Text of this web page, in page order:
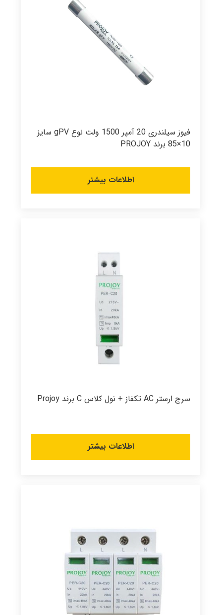
فیوز سیلندری 20 آمپر 1500 ولت نوع gPV سایز
10×85 برند PROJOY
اطلاعات بیشتر
سرج ارستر AC تکفاز + نول کلاس C برند Projoy
اطلاعات بیشتر